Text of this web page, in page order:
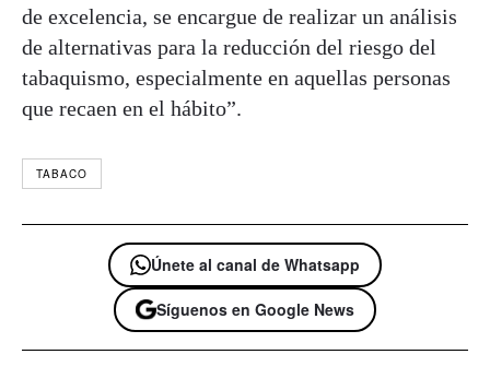
de excelencia, se encargue de realizar un análisis
de alternativas para la reducción del riesgo del
tabaquismo, especialmente en aquellas personas
que recaen en el hábito”.
TABACO
Únete al canal de Whatsapp
Síguenos en Google News